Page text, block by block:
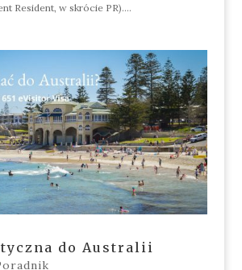
Resident, w skrócie PR)....
do Australii